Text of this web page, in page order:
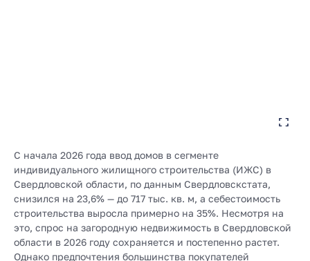
С начала 2026 года ввод домов в сегменте
индивидуального жилищного строительства (ИЖС) в
Свердловской области, по данным Свердловскстата,
снизился на 23,6% — до 717 тыс. кв. м, а себестоимость
строительства выросла примерно на 35%. Несмотря на
это, спрос на загородную недвижимость в Свердловской
области в 2026 году сохраняется и постепенно растет.
Однако предпочтения большинства покупателей